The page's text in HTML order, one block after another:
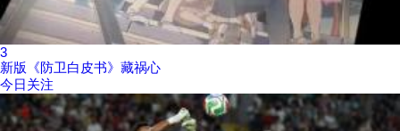
3
新版《防卫白皮书》藏祸心
今日关注